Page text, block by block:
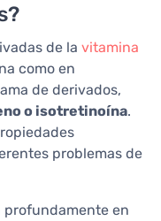
de la vitamina
como en
de derivados,
o isotretinoína.
problemas de
profundamente en